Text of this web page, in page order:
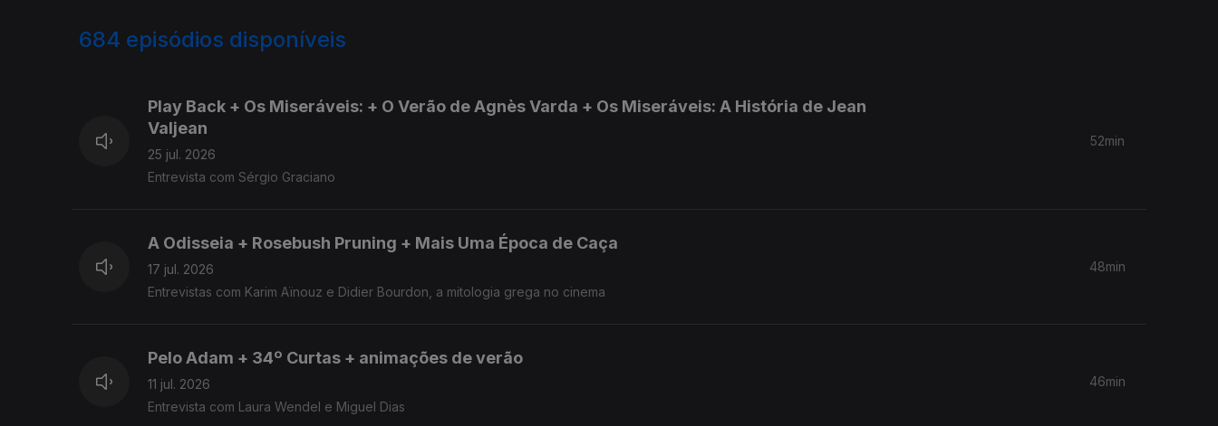
684 episódios disponíveis
Play Back + Os Miseráveis: + O Verão de Agnès Varda + Os Miseráveis: A História de Jean
Valjean
25 jul. 2026
Entrevista com Sérgio Graciano
52min
A Odisseia + Rosebush Pruning + Mais Uma Época de Caça
17 jul. 2026
Entrevistas com Karim Aïnouz e Didier Bourdon, a mitologia grega no cinema
48min
Pelo Adam + 34º Curtas + animações de verão
11 jul. 2026
Entrevista com Laura Wendel e Miguel Dias
46min